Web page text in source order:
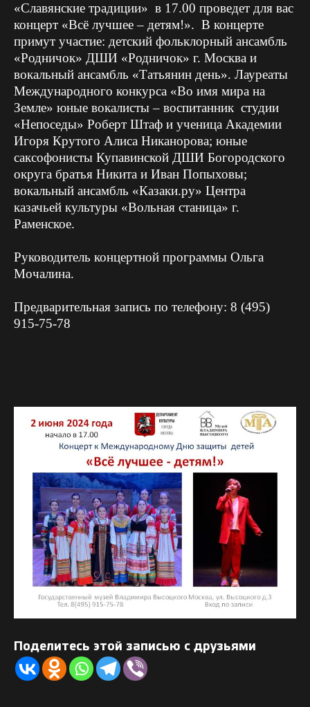
«Славянские традиции» в 17.00 проведет для вас
концерт «Всё лучшее – детям!». В концерте
примут участие: детский фольклорный ансамбль
«Родничок» ДШИ «Родничок» г. Москва и
вокальный ансамбль «Татьянин день». Лауреаты
Международного конкурса «Во имя мира на
Земле» юные вокалисты – воспитанник студии
«Непоседы» Роберт Штаф и ученица Академии
Игоря Крутого Алиса Никанорова; юные
саксофонисты Купавинской ДШИ Богородского
округа братья Никита и Иван Попыховы;
вокальный ансамбль «Казаки.ру» Центра
казачьей культуры «Вольная станица» г.
Раменское.
Руководитель концертной программы Ольга
Мочалина.
Предварительная запись по телефону: 8 (495)
915-75-78
Поделитесь этой записью с друзьями